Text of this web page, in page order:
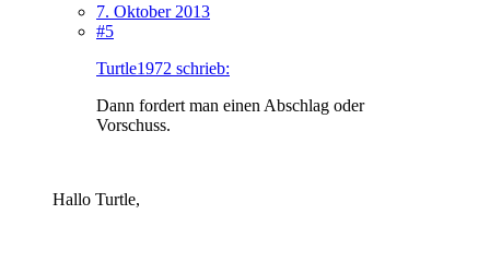
7. Oktober 2013
#5
Turtle1972 schrieb:
Dann fordert man einen Abschlag oder
Vorschuss.
Hallo Turtle,